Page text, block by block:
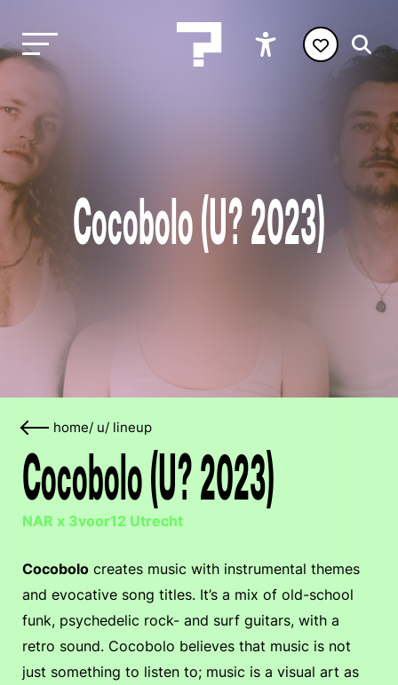
Cocobolo (U? 2023)
home/ u/ lineup
Cocobolo (U? 2023)
NAR x 3voor12 Utrecht
Cocobolo creates music with instrumental themes
and evocative song titles. It’s a mix of old-school
funk, psychedelic rock- and surf guitars, with a
retro sound. Cocobolo believes that music is not
just something to listen to; music is a visual art as